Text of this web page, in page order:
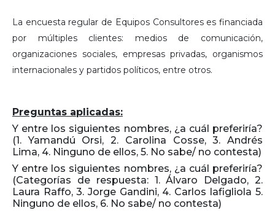
La encuesta regular de Equipos Consultores es financiada
por múltiples clientes: medios de comunicación,
organizaciones sociales, empresas privadas, organismos
internacionales y partidos políticos, entre otros.
Preguntas aplicadas:
Y entre los siguientes nombres, ¿a cuál preferiría?
(1. Yamandú Orsi, 2. Carolina Cosse, 3. Andrés
Lima, 4. Ninguno de ellos, 5. No sabe/ no contesta)
Y entre los siguientes nombres, ¿a cuál preferiría?
(Categorías de respuesta: 1. Álvaro Delgado, 2.
Laura Raffo, 3. Jorge Gandini, 4. Carlos Iafigliola 5.
Ninguno de ellos, 6. No sabe/ no contesta)